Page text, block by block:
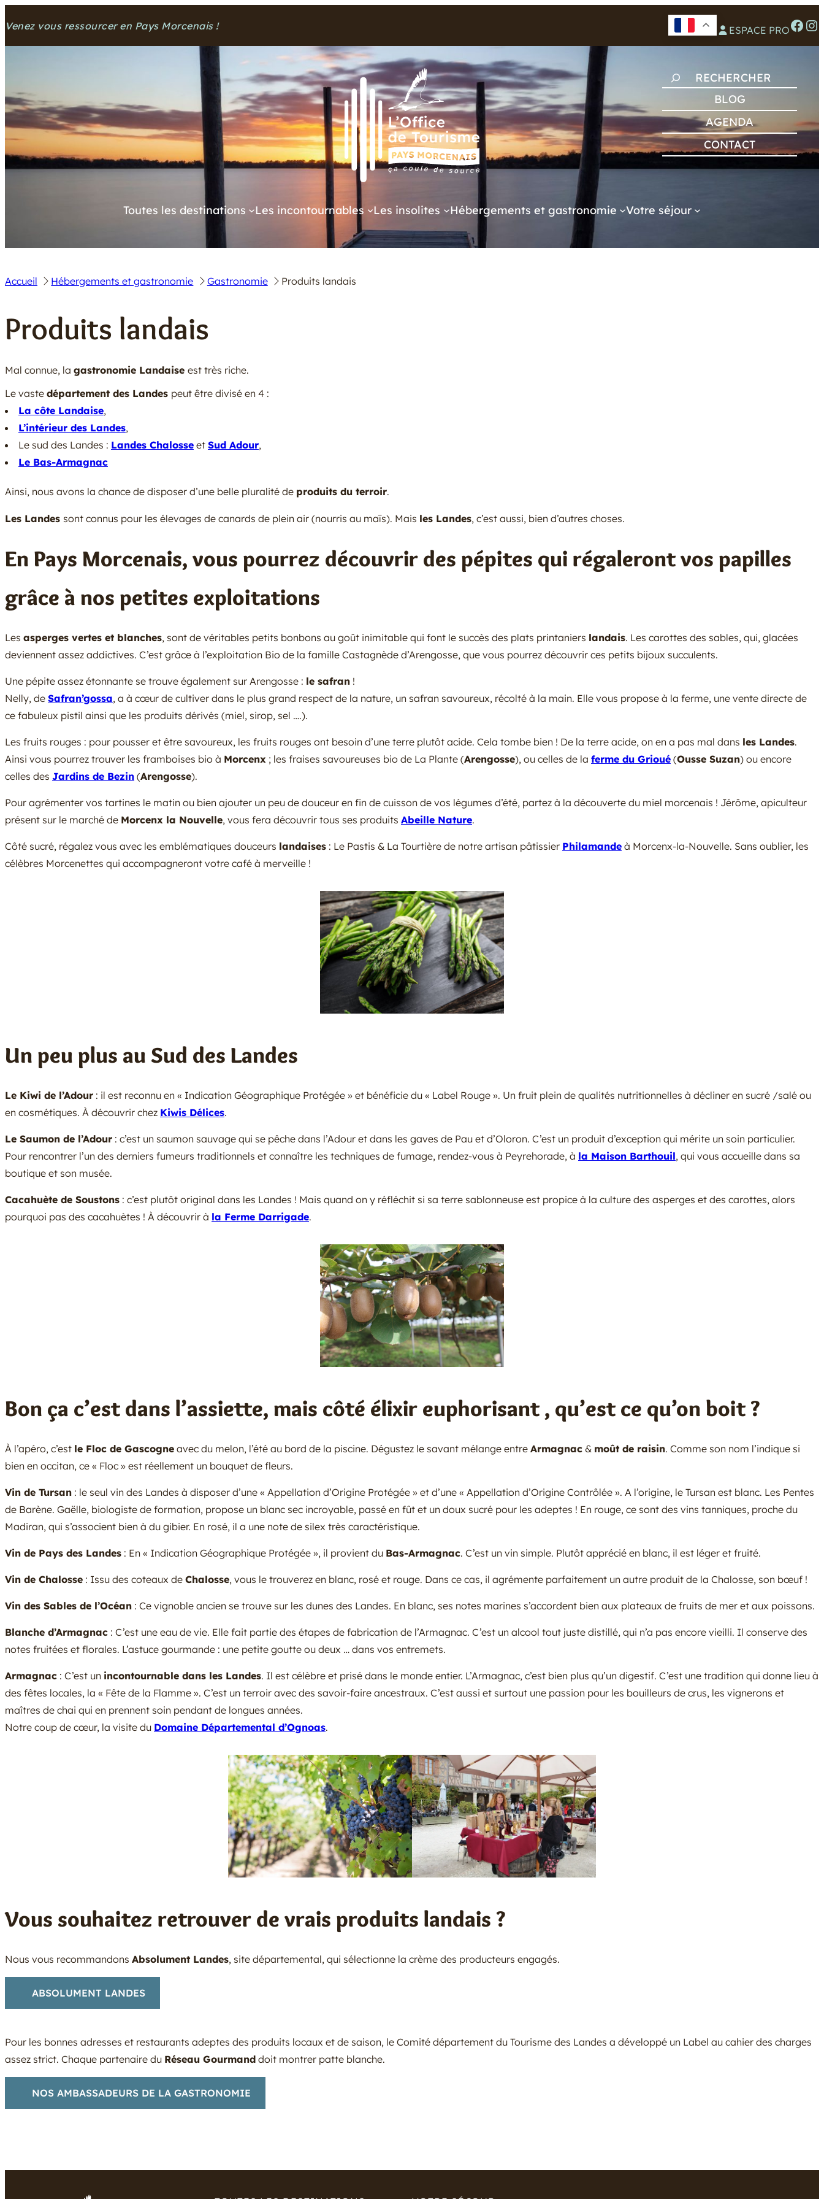
au
contenu
Venez vous ressourcer en Pays Morcenais ! ESPACE PROFacebook Instagram
C
H
E
R
H
R
BLOG
AGENDA
CONTACT
Toutes les destinations Les incontournables Les insolites Hébergements et gastronomie Votre séjour
Accueil Hébergements et gastronomie Gastronomie Produits landais
Produits landais
Mal connue, la gastronomie Landaise est très riche.
Le vaste département des Landes peut être divisé en 4 :
La côte Landaise,
L’intérieur des Landes,
Le sud des Landes : Landes Chalosse et Sud Adour,
Le Bas-Armagnac
Ainsi, nous avons la chance de disposer d’une belle pluralité de produits du terroir.
Les Landes sont connus pour les élevages de canards de plein air (nourris au maïs). Mais les Landes, c’est aussi, bien d’autres choses.
En Pays Morcenais, vous pourrez découvrir des pépites qui régaleront vos papilles
grâce à nos petites exploitations
Les asperges vertes et blanches, sont de véritables petits bonbons au goût inimitable qui font le succès des plats printaniers landais. Les carottes des sables, qui, glacées
deviennent assez addictives. C’est grâce à l’exploitation Bio de la famille Castagnède d’Arengosse, que vous pourrez découvrir ces petits bijoux succulents.
Une pépite assez étonnante se trouve également sur Arengosse : le safran !
Nelly, de Safran’gossa, a à cœur de cultiver dans le plus grand respect de la nature, un safran savoureux, récolté à la main. Elle vous propose à la ferme, une vente directe de
ce fabuleux pistil ainsi que les produits dérivés (miel, sirop, sel ….).
Les fruits rouges : pour pousser et être savoureux, les fruits rouges ont besoin d’une terre plutôt acide. Cela tombe bien ! De la terre acide, on en a pas mal dans les Landes.
Ainsi vous pourrez trouver les framboises bio à Morcenx ; les fraises savoureuses bio de La Plante (Arengosse), ou celles de la ferme du Grioué (Ousse Suzan) ou encore
celles des Jardins de Bezin (Arengosse).
Pour agrémenter vos tartines le matin ou bien ajouter un peu de douceur en fin de cuisson de vos légumes d’été, partez à la découverte du miel morcenais ! Jérôme, apiculteur
présent sur le marché de Morcenx la Nouvelle, vous fera découvrir tous ses produits Abeille Nature.
Côté sucré, régalez vous avec les emblématiques douceurs landaises : Le Pastis & La Tourtière de notre artisan pâtissier Philamande à Morcenx-la-Nouvelle. Sans oublier, les
célèbres Morcenettes qui accompagneront votre café à merveille !
Un peu plus au Sud des Landes
Le Kiwi de l’Adour : il est reconnu en « Indication Géographique Protégée » et bénéficie du « Label Rouge ». Un fruit plein de qualités nutritionnelles à décliner en sucré /salé ou
en cosmétiques. À découvrir chez Kiwis Délices.
Le Saumon de l’Adour : c’est un saumon sauvage qui se pêche dans l’Adour et dans les gaves de Pau et d’Oloron. C’est un produit d’exception qui mérite un soin particulier.
Pour rencontrer l’un des derniers fumeurs traditionnels et connaître les techniques de fumage, rendez-vous à Peyrehorade, à la Maison Barthouil, qui vous accueille dans sa
boutique et son musée.
Cacahuète de Soustons : c’est plutôt original dans les Landes ! Mais quand on y réfléchit si sa terre sablonneuse est propice à la culture des asperges et des carottes, alors
pourquoi pas des cacahuètes ! À découvrir à la Ferme Darrigade.
Bon ça c’est dans l’assiette, mais côté élixir euphorisant , qu’est ce qu’on boit ?
À l’apéro, c’est le Floc de Gascogne avec du melon, l’été au bord de la piscine. Dégustez le savant mélange entre Armagnac & moût de raisin. Comme son nom l’indique si
bien en occitan, ce « Floc » est réellement un bouquet de fleurs.
Vin de Tursan : le seul vin des Landes à disposer d’une « Appellation d’Origine Protégée » et d’une « Appellation d’Origine Contrôlée ». A l’origine, le Tursan est blanc. Les Pentes
de Barène. Gaëlle, biologiste de formation, propose un blanc sec incroyable, passé en fût et un doux sucré pour les adeptes ! En rouge, ce sont des vins tanniques, proche du
Madiran, qui s’associent bien à du gibier. En rosé, il a une note de silex très caractéristique.
Vin de Pays des Landes : En « Indication Géographique Protégée », il provient du Bas-Armagnac. C’est un vin simple. Plutôt apprécié en blanc, il est léger et fruité.
Vin de Chalosse : Issu des coteaux de Chalosse, vous le trouverez en blanc, rosé et rouge. Dans ce cas, il agrémente parfaitement un autre produit de la Chalosse, son bœuf !
Vin des Sables de l’Océan : Ce vignoble ancien se trouve sur les dunes des Landes. En blanc, ses notes marines s’accordent bien aux plateaux de fruits de mer et aux poissons.
Blanche d’Armagnac : C’est une eau de vie. Elle fait partie des étapes de fabrication de l’Armagnac. C’est un alcool tout juste distillé, qui n’a pas encore vieilli. Il conserve des
notes fruitées et florales. L’astuce gourmande : une petite goutte ou deux … dans vos entremets.
Armagnac : C’est un incontournable dans les Landes. Il est célèbre et prisé dans le monde entier. L’Armagnac, c’est bien plus qu’un digestif. C’est une tradition qui donne lieu à
des fêtes locales, la « Fête de la Flamme ». C’est un terroir avec des savoir-faire ancestraux. C’est aussi et surtout une passion pour les bouilleurs de crus, les vignerons et
maîtres de chai qui en prennent soin pendant de longues années.
Notre coup de cœur, la visite du Domaine Départemental d’Ognoas.
Vous souhaitez retrouver de vrais produits landais ?
Nous vous recommandons Absolument Landes, site départemental, qui sélectionne la crème des producteurs engagés.
ABSOLUMENT LANDES
Pour les bonnes adresses et restaurants adeptes des produits locaux et de saison, le Comité département du Tourisme des Landes a développé un Label au cahier des charges
assez strict. Chaque partenaire du Réseau Gourmand doit montrer patte blanche.
NOS AMBASSADEURS DE LA GASTRONOMIE